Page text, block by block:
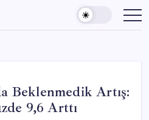
Beklenmedik Artış:
9,6 Arttı